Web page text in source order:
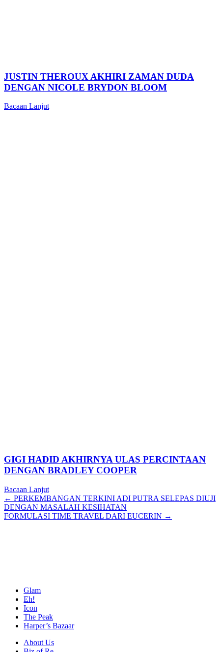
JUSTIN THEROUX AKHIRI ZAMAN DUDA
DENGAN NICOLE BRYDON BLOOM
Bacaan Lanjut
GIGI HADID AKHIRNYA ULAS PERCINTAAN
DENGAN BRADLEY COOPER
Bacaan Lanjut
Posts
navigation
← PERKEMBANGAN TERKINI ADI PUTRA SELEPAS DIUJI
DENGAN MASALAH KESIHATAN
FORMULASI TIME TRAVEL DARI EUCERIN →
Glam
Eh!
Icon
The Peak
Harper’s Bazaar
About Us